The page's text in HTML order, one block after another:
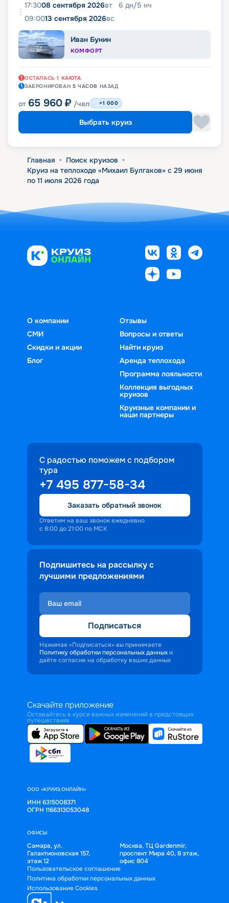
17:3008 сентября 2026вт 6 дн/5 нч
09:0013 сентября 2026вс
Иван Бунин
КОМФОРТ
ОСТАЛАСЬ 1 КАЮТА
ЗАБРОНИРОВАН 5 ЧАСОВ НАЗАД
от 65 960 ₽ /чел +1 000
Выбрать круиз
Главная • Поиск круизов •
Круиз на теплоходе «Михаил Булгаков» с 29 июня
по 11 июля 2026 года
О компании
СМИ
Скидки и акции
Блог
Отзывы
Вопросы и ответы
Найти круиз
Аренда теплохода
Программа лояльности
Коллекция выгодных
круизов
Круизные компании и
наши партнеры
С радостью поможем с подбором
тура
+7 495 877-58-34
Заказать обратный звонок
Ответим на ваш звонок ежедневно
с 8:00 до 21:00 по МСК
Подпишитесь на рассылку с
лучшими предложениями
Подписаться
Нажимая «Подписаться» вы принимаете
Политику обработки персональных данных и
даёте согласие на обработку ваших данных
Скачайте приложение
Оставайтесь в курсе важных изменений в предстоящих
путешествиях
ООО «КРУИЗ.ОНЛАЙН»
ИНН 6315008371
ОГРН 1166313053048
ОФИСЫ
Самара, ул.
Галактионовская 157,
этаж 12
Москва, ТЦ Gardenmir,
проспект Мира 40, 8 этаж,
офис 804
Пользовательское соглашение
Политика обработки персональных данных
Использование Cookies